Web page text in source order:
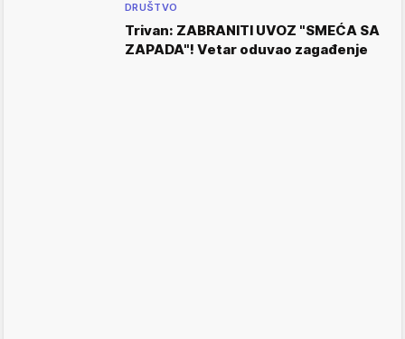
DRUŠTVO
Trivan: ZABRANITI UVOZ "SMEĆA SA
ZAPADA"! Vetar oduvao zagađenje